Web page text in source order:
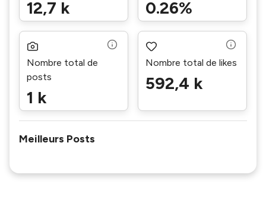
12,7 k 0.26%
Nombre total de
posts
1 k
Nombre total de likes
592,4 k
Meilleurs Posts